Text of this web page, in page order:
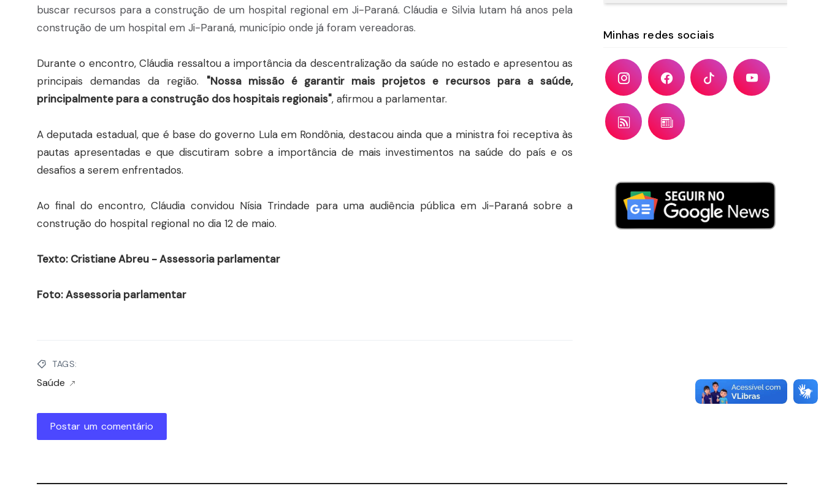
buscar recursos para a construção de um hospital regional em Ji-Paraná. Cláudia e Silvia lutam há anos pela
construção de um hospital em Ji-Paraná, município onde já foram vereadoras.
Durante o encontro, Cláudia ressaltou a importância da descentralização da saúde no estado e apresentou as
principais demandas da região. "Nossa missão é garantir mais projetos e recursos para a saúde,
principalmente para a construção dos hospitais regionais", afirmou a parlamentar.
A deputada estadual, que é base do governo Lula em Rondônia, destacou ainda que a ministra foi receptiva às
pautas apresentadas e que discutiram sobre a importância de mais investimentos na saúde do país e os
desafios a serem enfrentados.
Ao final do encontro, Cláudia convidou Nísia Trindade para uma audiência pública em Ji-Paraná sobre a
construção do hospital regional no dia 12 de maio.
Texto: Cristiane Abreu - Assessoria parlamentar
Foto: Assessoria parlamentar
TAGS:
Saúde
Postar um comentário
Minhas redes sociais